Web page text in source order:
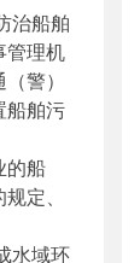
治船舶
管理机
警）
船舶污
船
定、
水域环